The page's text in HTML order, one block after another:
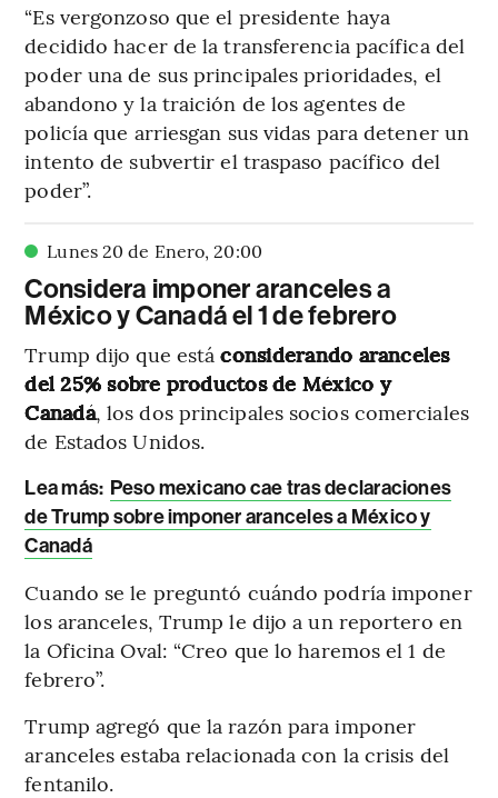
“Es vergonzoso que el presidente haya
decidido hacer de la transferencia pacífica del
poder una de sus principales prioridades, el
abandono y la traición de los agentes de
policía que arriesgan sus vidas para detener un
intento de subvertir el traspaso pacífico del
poder”.
Lunes 20 de Enero,20:00
Considera imponer aranceles a
México y Canadá el 1 de febrero
Trump dijo que estáconsiderando aranceles
del 25% sobre productos de México y
Canadá, los dos principales socios comerciales
de Estados Unidos.
Lea más: Peso mexicano cae tras declaraciones
de Trump sobre imponer aranceles a México y
Canadá
Cuando se le preguntó cuándo podría imponer
los aranceles, Trump le dijo a un reportero en
la Oficina Oval: “Creo que lo haremos el 1 de
febrero”.
Trump agregó que la razón para imponer
aranceles estaba relacionada con la crisis del
fentanilo.